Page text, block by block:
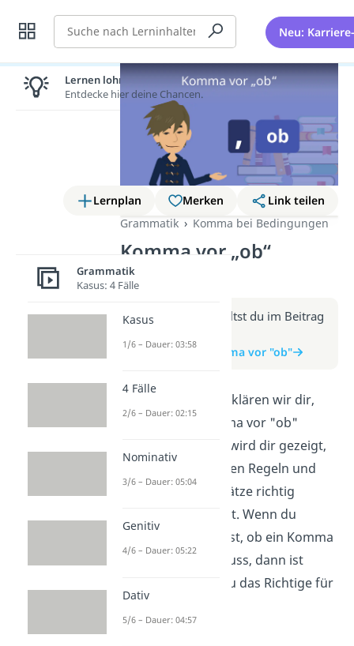
Suche Neu:
Lernplan Merken
Link teilen
Grammatik
Komma bei Bedingungen
Komma vor „ob“
(Video)
Weitere Infos erhältst du im Beitrag
zum Beitrag: Komma vor "ob"
In diesem Video erklären wir dir,
wann du ein Komma vor "ob"
setzen solltest. Es wird dir gezeigt,
wie du mit einfachen Regeln und
Beispielen deine Sätze richtig
formulieren kannst. Wenn du
immer unsicher bist, ob ein Komma
gesetzt werden muss, dann ist
dieses Video genau das Richtige für
Lernen lohnt sich!
Entdecke hier deine Chancen.
Grammatik
Kasus: 4 Fälle
Kasus
1/6 – Dauer: 03:58
4 Fälle
2/6 – Dauer: 02:15
Nominativ
3/6 – Dauer: 05:04
Genitiv
4/6 – Dauer: 05:22
Dativ
5/6 – Dauer: 04:57